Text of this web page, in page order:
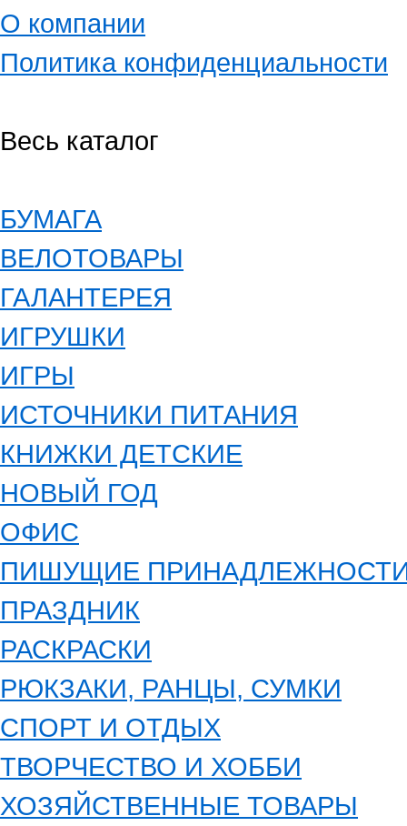
О компании
Политика конфиденциальности
Весь каталог
БУМАГА
ВЕЛОТОВАРЫ
ГАЛАНТЕРЕЯ
ИГРУШКИ
ИГРЫ
ИСТОЧНИКИ ПИТАНИЯ
КНИЖКИ ДЕТСКИЕ
НОВЫЙ ГОД
ОФИС
ПИШУЩИЕ
ПРАЗДНИК
РАСКРАСКИ
РЮКЗАКИ, РАНЦЫ, СУМКИ
СПОРТ И ОТДЫХ
ТВОРЧЕСТВО И ХОББИ
ХОЗЯЙСТВЕННЫЕ ТОВАРЫ